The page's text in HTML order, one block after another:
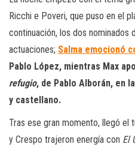
Ricchi e Poveri, que puso en el
continuación, los dos nominados
actuaciones; Salma emocionó
Pablo López, mientras Max
refugio, de Pablo Alborán, en
y castellano.
Tras ese gran momento, llegó el
y Crespo trajeron energía con El